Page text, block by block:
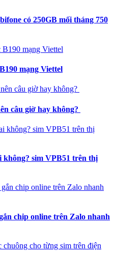
có 250GB mối tháng 750
mạng Viettel
câu giờ hay không?
không? sim VPB51 trên thị
chip online trên Zalo nhanh